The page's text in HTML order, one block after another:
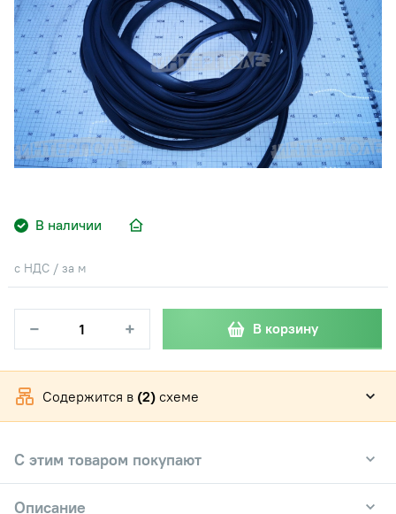
В наличии
с НДС / за м
− + В корзину
Содержится в (2) схеме
С этим товаром покупают
Описание